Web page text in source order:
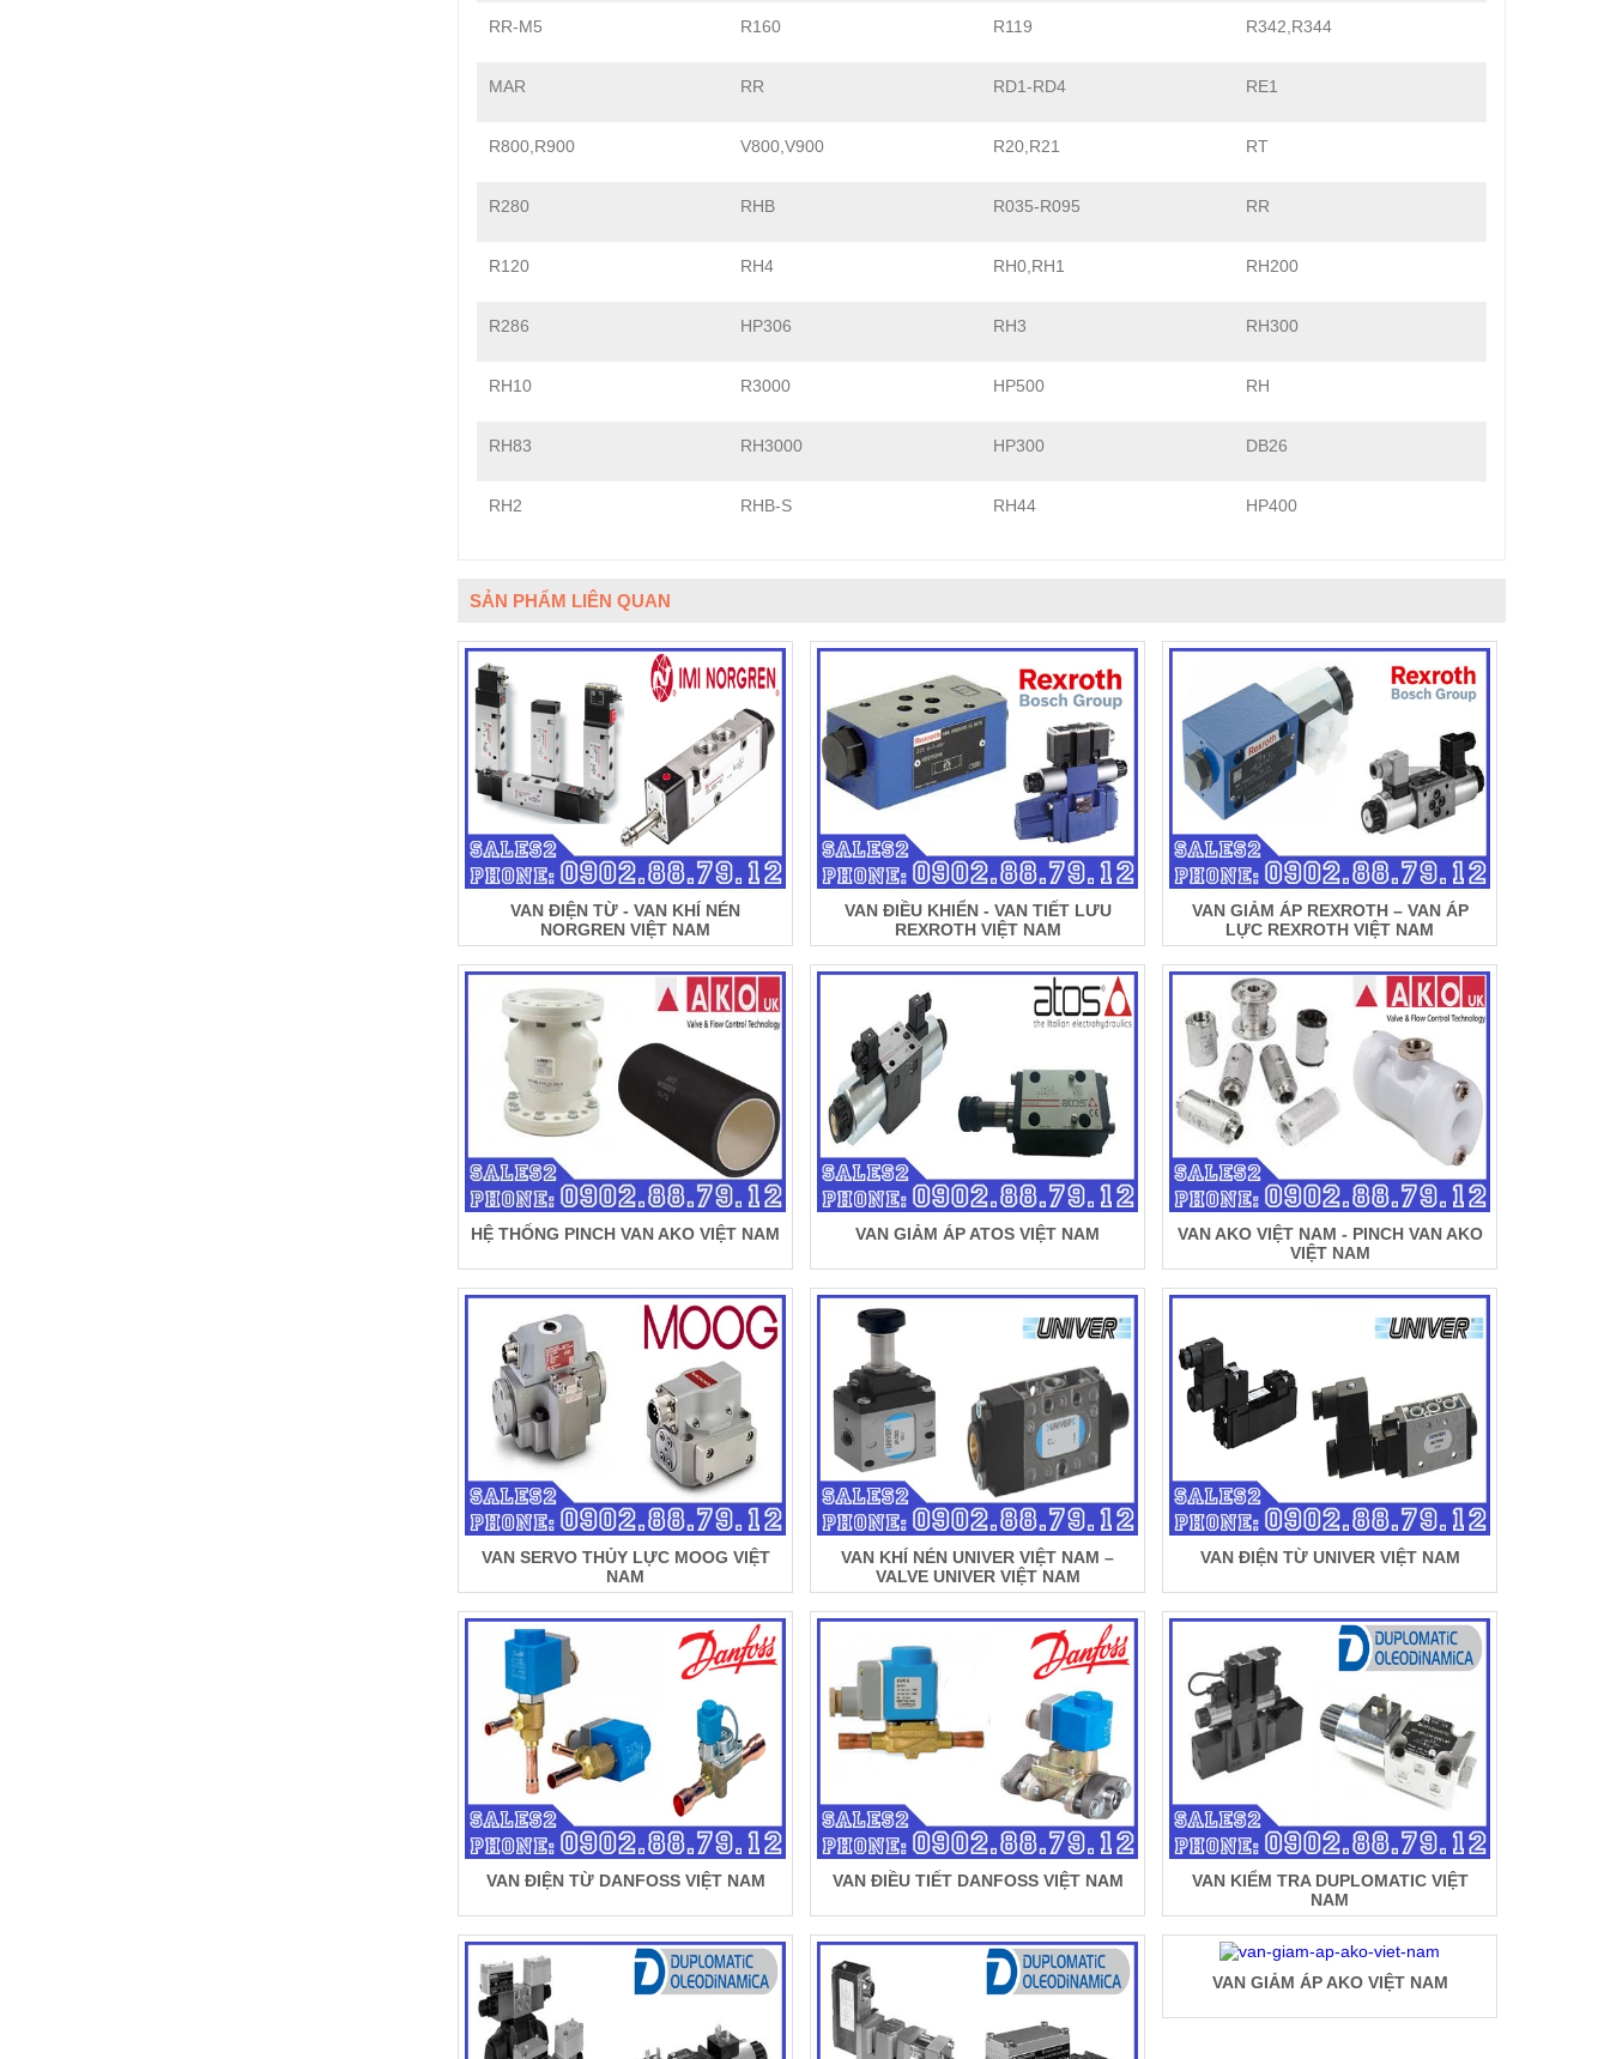
RR-M5 R160 R119 R342,R344
MAR RR RD1-RD4 RE1
R800,R900 V800,V900 R20,R21 RT
R280 RHB R035-R095 RR
R120 RH4 RH0,RH1 RH200
R286 HP306 RH3 RH300
RH10 R3000 HP500 RH
RH83 RH3000 HP300 DB26
RH2 RHB-S RH44 HP400
SẢN PHẨM LIÊN QUAN
VAN ĐIỆN TỪ - VAN KHÍ NÉN
NORGREN VIỆT NAM
VAN ĐIỀU KHIỂN - VAN TIẾT LƯU
REXROTH VIỆT NAM
VAN GIẢM ÁP REXROTH – VAN ÁP
LỰC REXROTH VIỆT NAM
HỆ THỐNG PINCH VAN AKO VIỆT NAM VAN GIẢM ÁP ATOS VIỆT NAM
VAN AKO VIỆT NAM - PINCH VAN AKO
VIỆT NAM
VAN SERVO THỦY LỰC MOOG VIỆT
NAM
VAN KHÍ NÉN UNIVER VIỆT NAM –
VALVE UNIVER VIỆT NAM
VAN ĐIỆN TỪ UNIVER VIỆT NAM
VAN ĐIỆN TỪ DANFOSS VIỆT NAM VAN ĐIỀU TIẾT DANFOSS VIỆT NAM
VAN KIỂM TRA DUPLOMATIC VIỆT
NAM
VAN GIẢM ÁP AKO VIỆT NAM